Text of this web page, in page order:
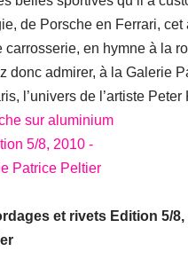
de Porsche en Ferrari,
en hymne à la
donc admirer, à la Galerie
l’univers de l’artiste Peter
et rivets Edition 5/8,